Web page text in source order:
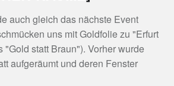
auch gleich das nächste Event
uns mit Goldfolie zu "Erfurt
"Gold statt Braun"). Vorher wurde
aufgeräumt und deren Fenster